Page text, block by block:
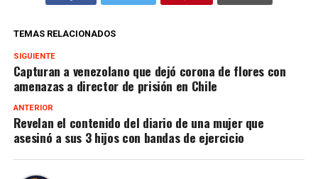
TEMAS RELACIONADOS
SIGUIENTE
Capturan a venezolano que dejó corona de flores con
amenazas a director de prisión en Chile
ANTERIOR
Revelan el contenido del diario de una mujer que
asesinó a sus 3 hijos con bandas de ejercicio